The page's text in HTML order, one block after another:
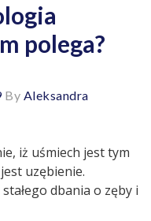
polega?
By Aleksandra
iż uśmiech jest tym
uzębienie.
dbania o zęby i